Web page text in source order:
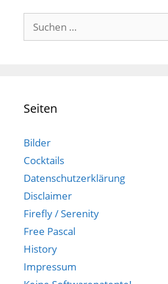
Suchen
nach:
Seiten
Bilder
Cocktails
Datenschutzerklärung
Disclaimer
Firefly / Serenity
Free Pascal
History
Impressum